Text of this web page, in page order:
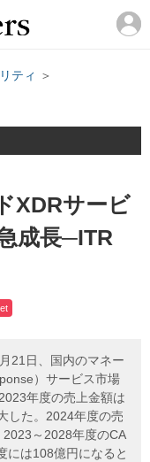
ティ
＞
XDRサービ
成長─ITR
21日、国内のマネー
）サービス市場
年度の売上金額は
した。2024年度の売
～2028年度のCA
には108億円になると